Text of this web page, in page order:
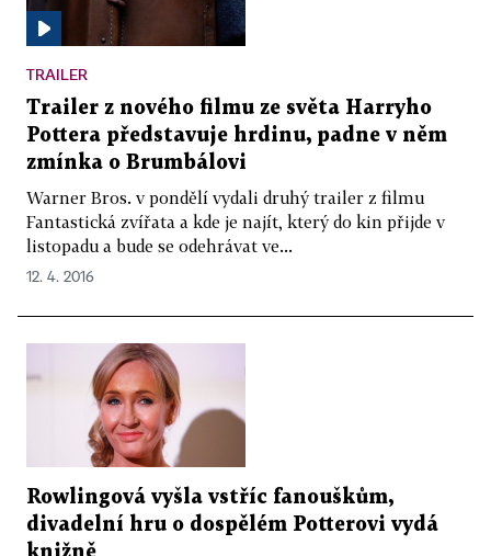
TRAILER
Trailer z nového filmu ze světa Harryho
Pottera představuje hrdinu, padne v něm
zmínka o Brumbálovi
Warner Bros. v pondělí vydali druhý trailer z filmu
Fantastická zvířata a kde je najít, který do kin přijde v
listopadu a bude se odehrávat ve...
12. 4. 2016
Rowlingová vyšla vstříc fanouškům,
divadelní hru o dospělém Potterovi vydá
knižně